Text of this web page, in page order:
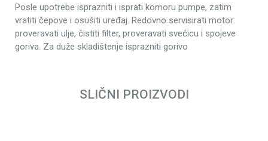
Zapremina motora
212 cm³
Rezervoar ulja
0.5 l
Rezervoar goriva
3.6 l
Prečnik usisa
2" (50 mm)
Posle upotrebe isprazniti i isprati komoru pumpe, zatim
vratiti čepove i osušiti uređaj. Redovno servisirati motor:
proveravati ulje, čistiti filter, proveravati svećicu i spojeve
goriva. Za duže skladištenje isprazniti gorivo
SLIČNI PROIZVODI